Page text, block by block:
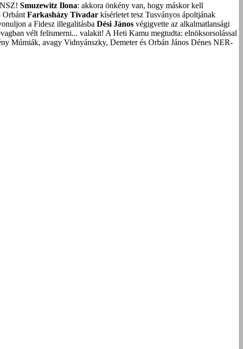
Smuzewitz Ilona: akkora önkény van, hogy máskor kell
Orbánt Farkasházy Tivadar kísérletet tesz Tusványos ápoltjának
a Fidesz illegalitásba Dési János végigvette az alkalmatlansági
vélt felismerni... valakit! A Heti Kamu megtudta: elnöksorsolással
Múmiák, avagy Vidnyánszky, Demeter és Orbán János Dénes NER-